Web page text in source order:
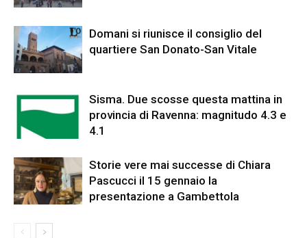
Domani si riunisce il consiglio del
quartiere San Donato-San Vitale
Sisma. Due scosse questa mattina in
provincia di Ravenna: magnitudo 4.3 e
4.1
Storie vere mai successe di Chiara
Pascucci il 15 gennaio la
presentazione a Gambettola